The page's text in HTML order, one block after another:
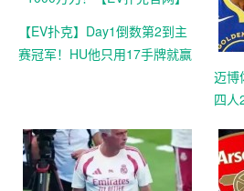
【EV扑克】Day1倒数第2到主
赛冠军！HU他只用17手牌就赢
迈博
四人
比